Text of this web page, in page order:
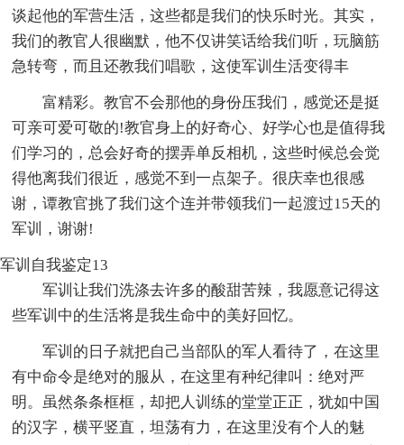
谈起他的军营生活，这些都是我们的快乐时光。其实，
我们的教官人很幽默，他不仅讲笑话给我们听，玩脑筋
急转弯，而且还教我们唱歌，这使军训生活变得丰
富精彩。教官不会那他的身份压我们，感觉还是挺
可亲可爱可敬的!教官身上的好奇心、好学心也是值得我
们学习的，总会好奇的摆弄单反相机，这些时候总会觉
得他离我们很近，感觉不到一点架子。很庆幸也很感
谢，谭教官挑了我们这个连并带领我们一起渡过15天的
军训，谢谢!
军训自我鉴定13
军训让我们洗涤去许多的酸甜苦辣，我愿意记得这
些军训中的生活将是我生命中的美好回忆。
军训的日子就把自己当部队的军人看待了，在这里
有中命令是绝对的服从，在这里有种纪律叫：绝对严
明。虽然条条框框，却把人训练的堂堂正正，犹如中国
的汉字，横平竖直，坦荡有力，在这里没有个人的魅